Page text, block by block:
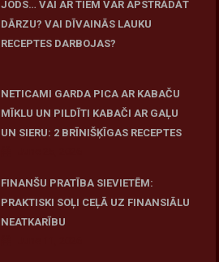
JODS… VAI AR TIEM VAR APSTRĀDĀT
DĀRZU? VAI DĪVAINĀS LAUKU
RECEPTES DARBOJAS?
NETICAMI GARDA PICA AR KABAČU
MĪKLU UN PILDĪTI KABAČI AR GAĻU
UN SIERU: 2 BRĪNIŠĶĪGAS RECEPTES
FINANŠU PRATĪBA SIEVIETĒM:
PRAKTISKI SOĻI CEĻĀ UZ FINANSIĀLU
NEATKARĪBU